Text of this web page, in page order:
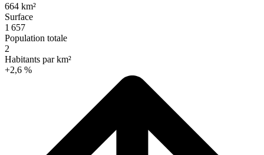
664 km²
Surface
1 657
Population totale
2
Habitants par km²
+2,6 %